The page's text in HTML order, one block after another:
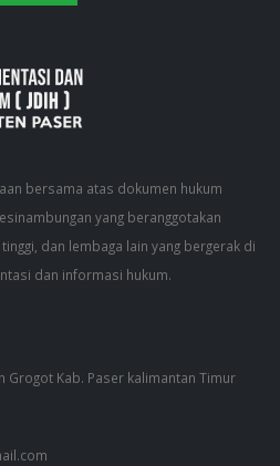
bersama atas dokumen hukum
yang beranggotakan
dan lembaga lain yang bergerak di
dan informasi hukum.
Grogot Kab. Paser kalimantan Timur